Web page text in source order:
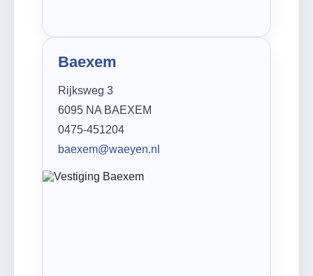
Baexem
Rijksweg 3
6095 NA BAEXEM
0475-451204
baexem@waeyen.nl